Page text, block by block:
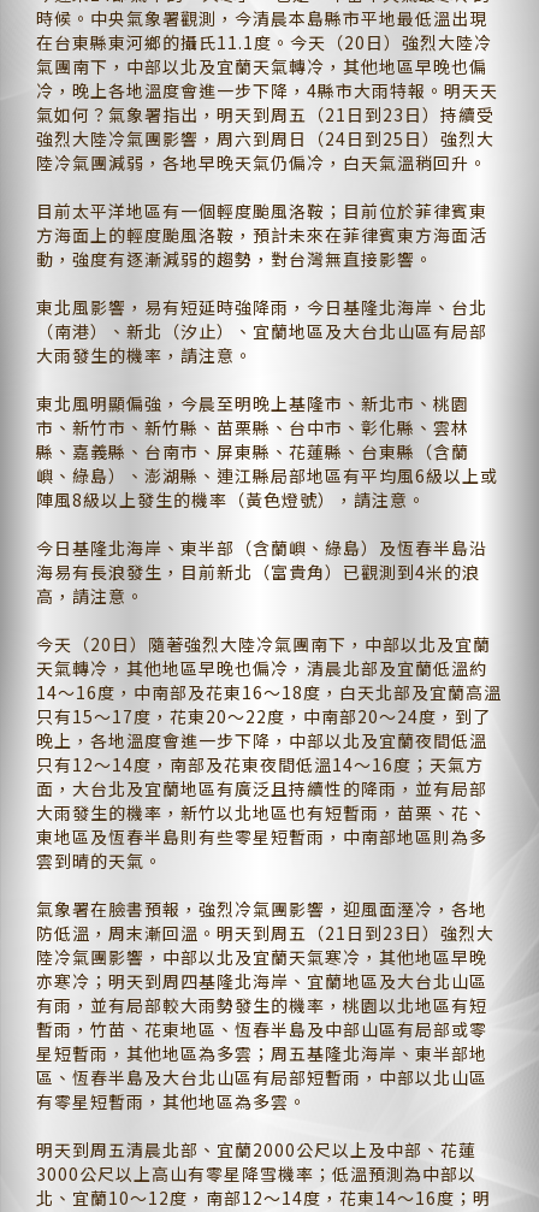
時候。中央氣象署觀測，今清晨本島縣市平地最低溫出現
在台東縣東河鄉的攝氏11.1度。今天（20日）強烈大陸冷
氣團南下，中部以北及宜蘭天氣轉冷，其他地區早晚也偏
冷，晚上各地溫度會進一步下降，4縣市大雨特報。明天天
氣如何？氣象署指出，明天到周五（21日到23日）持續受
強烈大陸冷氣團影響，周六到周日（24日到25日）強烈大
陸冷氣團減弱，各地早晚天氣仍偏冷，白天氣溫稍回升。
目前太平洋地區有一個輕度颱風洛鞍；目前位於菲律賓東
方海面上的輕度颱風洛鞍，預計未來在菲律賓東方海面活
動，強度有逐漸減弱的趨勢，對台灣無直接影響。
東北風影響，易有短延時強降雨，今日基隆北海岸、台北
（南港）、新北（汐止）、宜蘭地區及大台北山區有局部
大雨發生的機率，請注意。
東北風明顯偏強，今晨至明晚上基隆市、新北市、桃園
市、新竹市、新竹縣、苗栗縣、台中市、彰化縣、雲林
縣、嘉義縣、台南市、屏東縣、花蓮縣、台東縣（含蘭
嶼、綠島）、澎湖縣、連江縣局部地區有平均風6級以上或
陣風8級以上發生的機率（黃色燈號），請注意。
今日基隆北海岸、東半部（含蘭嶼、綠島）及恆春半島沿
海易有長浪發生，目前新北（富貴角）已觀測到4米的浪
高，請注意。
今天（20日）隨著強烈大陸冷氣團南下，中部以北及宜蘭
天氣轉冷，其他地區早晚也偏冷，清晨北部及宜蘭低溫約
14～16度，中南部及花東16～18度，白天北部及宜蘭高溫
只有15～17度，花東20～22度，中南部20～24度，到了
晚上，各地溫度會進一步下降，中部以北及宜蘭夜間低溫
只有12～14度，南部及花東夜間低溫14～16度；天氣方
面，大台北及宜蘭地區有廣泛且持續性的降雨，並有局部
大雨發生的機率，新竹以北地區也有短暫雨，苗栗、花、
東地區及恆春半島則有些零星短暫雨，中南部地區則為多
雲到晴的天氣。
氣象署在臉書預報，強烈冷氣團影響，迎風面溼冷，各地
防低溫，周末漸回溫。明天到周五（21日到23日）強烈大
陸冷氣團影響，中部以北及宜蘭天氣寒冷，其他地區早晚
亦寒冷；明天到周四基隆北海岸、宜蘭地區及大台北山區
有雨，並有局部較大雨勢發生的機率，桃園以北地區有短
暫雨，竹苗、花東地區、恆春半島及中部山區有局部或零
星短暫雨，其他地區為多雲；周五基隆北海岸、東半部地
區、恆春半島及大台北山區有局部短暫雨，中部以北山區
有零星短暫雨，其他地區為多雲。
明天到周五清晨北部、宜蘭2000公尺以上及中部、花蓮
3000公尺以上高山有零星降雪機率；低溫預測為中部以
北、宜蘭10～12度，南部12～14度，花東14～16度；明